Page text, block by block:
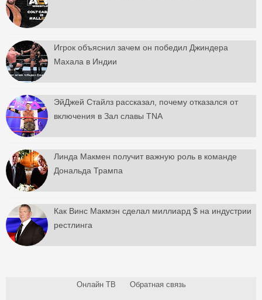
Игрок объяснил зачем он победил Джиндера
Махала в Индии
ЭйДжей Стайлз рассказал, почему отказался от
включения в Зал славы TNA
Линда Макмен получит важную роль в команде
Дональда Трампа
Как Винс Макмэн сделал миллиард $ на индустрии
рестлинга
Онлайн ТВ Обратная связь